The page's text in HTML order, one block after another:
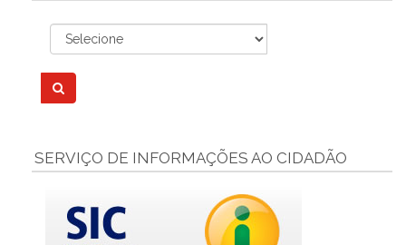
SERVIÇO DE INFORMAÇÕES AO CIDADÃO